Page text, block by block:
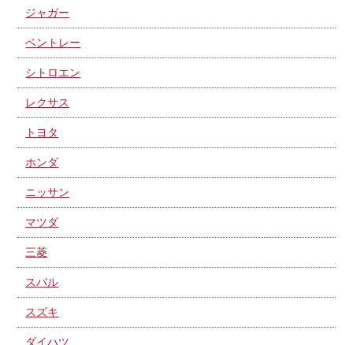
ジャガー
ベントレー
シトロエン
レクサス
トヨタ
ホンダ
ニッサン
マツダ
三菱
スバル
スズキ
ダイハツ